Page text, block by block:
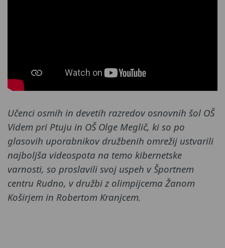
Učenci osmih in devetih razredov osnovnih šol OŠ
Videm pri Ptuju in OŠ Olge Meglič, ki so po
glasovih uporabnikov družbenih omrežij ustvarili
najboljša videospota na temo kibernetske
varnosti, so proslavili svoj uspeh v Športnem
centru Rudno, v družbi z olimpijcema Žanom
Koširjem in Robertom Kranjcem.